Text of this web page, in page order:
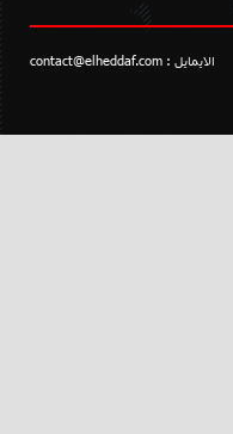
الايمايل : contact@elheddaf.com